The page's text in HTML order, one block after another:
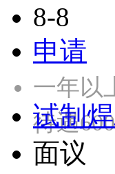
8-8
申请
一年以
待遇
试制
面议